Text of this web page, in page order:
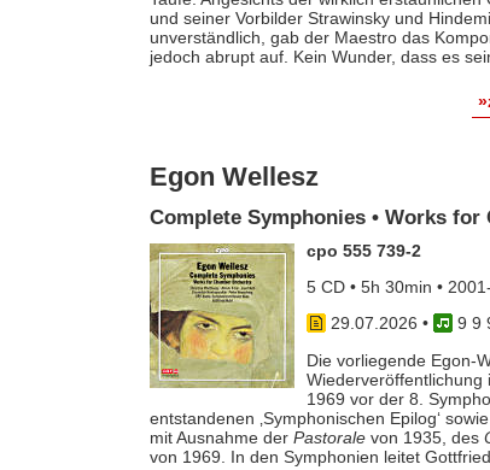
und seiner Vorbilder Strawinsky und
unverständlich, gab der Maestro das
jedoch abrupt auf. Kein Wunder, dass es
Egon Wellesz
Complete Symphonies • Works for
cpo 555 739-2
5 CD • 5h 30min •
29.07.2026 •
9 9
Die vorliegende Egon-
Wiederveröffentlichung
1969 vor der 8.
entstandenen ‚Symphonischen Epilog‘
mit Ausnahme der Pastoralevon 1935, des
von 1969. In den Symphonien leitet